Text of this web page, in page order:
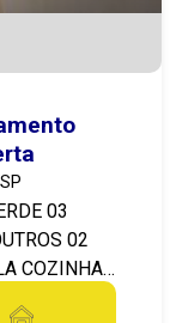
03
02
COZINHA
02